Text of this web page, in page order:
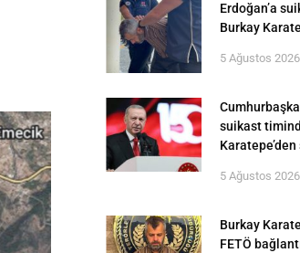
Erdoğan’a
Burkay
5 Ağustos 2026
suikast
5 Ağustos 2026
Burkay
FETÖ